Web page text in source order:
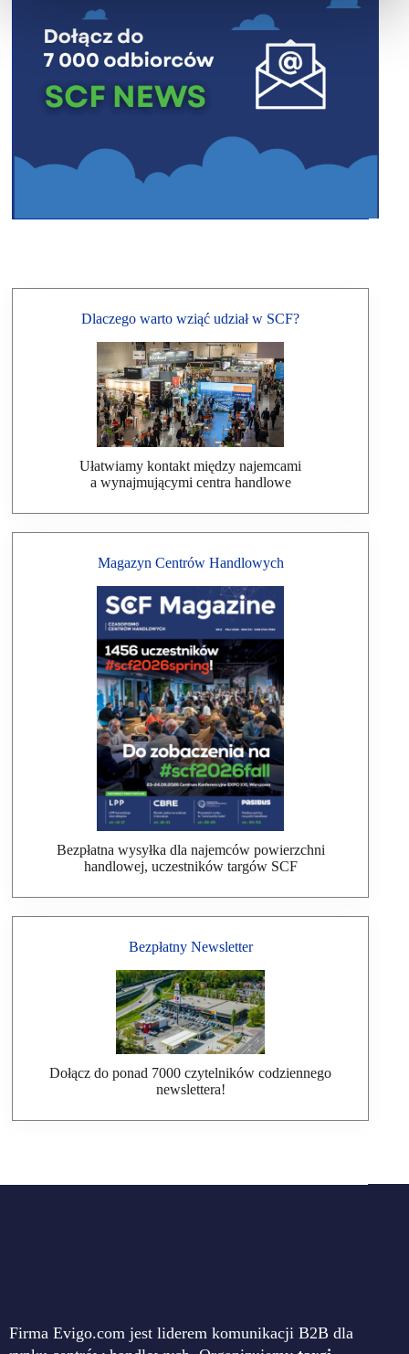
Dlaczego warto wziąć udział w SCF?
Ułatwiamy kontakt między najemcami
a wynajmującymi centra handlowe
Magazyn Centrów Handlowych
Bezpłatna wysyłka dla najemców powierzchni
handlowej, uczestników targów SCF
Bezpłatny Newsletter
Dołącz do ponad 7000 czytelników codziennego
newslettera!
Firma Evigo.com jest liderem komunikacji B2B dla